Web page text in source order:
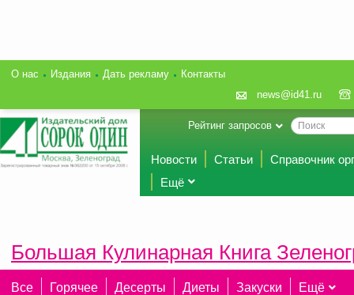
О нас Издания Дать рекламу
Контакты
news@id41.ru
Рейтинг запросов
Новости Статьи
Справочник
Ещё
Большая Кулинарная Книга
Все Горячее Десерты Диеты Закуски Ещё